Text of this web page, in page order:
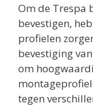
Om de Trespa
bevestigen,
profielen
bevestiging
om
tegen